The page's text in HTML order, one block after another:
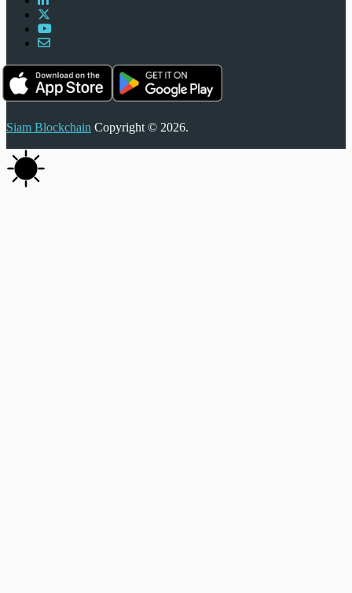
Siam Blockchain Copyright © 2026.